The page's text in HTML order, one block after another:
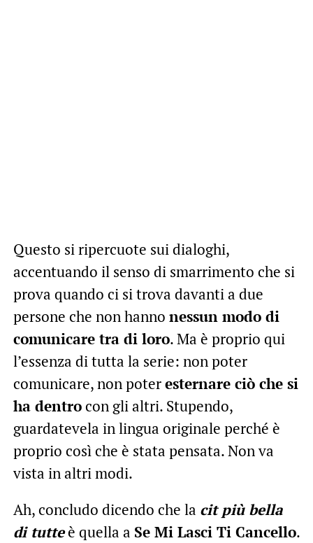
Questo si ripercuote sui dialoghi,
accentuando il senso di smarrimento che si
prova quando ci si trova davanti a due
persone che non hanno nessun modo di
comunicare tra di loro. Ma è proprio qui
l’essenza di tutta la serie: non poter
comunicare, non poteresternare ciò che si
ha dentrocon gli altri. Stupendo,
guardatevela in lingua originale perché è
proprio così che è stata pensata. Non va
vista in altri modi.
Ah, concludo dicendo che la cit più bella
di tutteè quella a Se Mi Lasci Ti Cancello.